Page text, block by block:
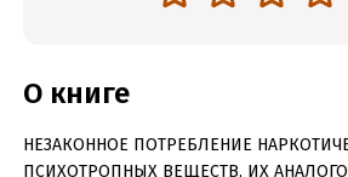
О книге
НЕЗАКОННОЕ ПОТРЕБЛЕНИЕ
ПСИХОТРОПНЫХ ВЕЩЕСТВ, ИХ